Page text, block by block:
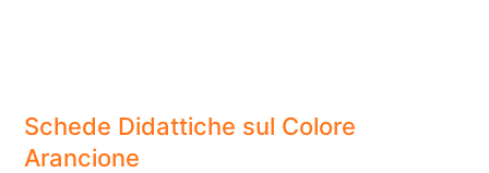
Schede Didattiche sul Colore
Arancione